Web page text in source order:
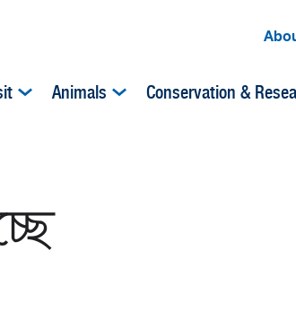
Animals Conservation &